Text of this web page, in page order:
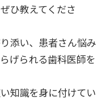
ひ教えてくださ
添い、患者さん悩み
げられる歯科医師を
知識を身に付けてい